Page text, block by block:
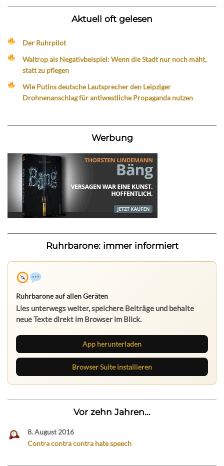
Aktuell oft gelesen
Der Ruhrpilot
Waltrop als Negativbeispiel: Wenn die Stadt nur noch mäht,
statt zu pflegen
Wie Putins deutsche Lautsprecher den Leipziger
Drohnenanschlag für antiwestliche Propaganda nutzen
Werbung
Ruhrbarone: immer informiert
Ruhrbarone auf allen Geräten
Lies unterwegs weiter, speichere Beiträge und behalte
neue Texte direkt im Browser im Blick.
App herunterladen
Browser Suite installieren
Vor zehn Jahren...
8. August 2016
Contra contra contra hate speech